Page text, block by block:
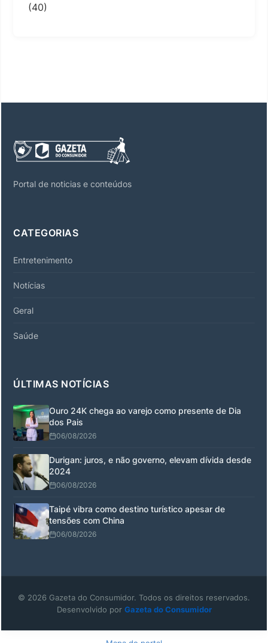
(40)
Portal de noticias e conteúdos
CATEGORIAS
Entretenimento
Notícias
Geral
Saúde
ÚLTIMAS NOTÍCIAS
Ouro 24K chega ao varejo como presente de Dia
dos Pais
06/08/2026
Durigan: juros, e não governo, elevam dívida desde
2024
06/08/2026
Taipé vibra como destino turístico apesar de
tensões com China
06/08/2026
© 2026 Gazeta do Consumidor. Todos os direitos reservados.
Desenvolvido por Gazeta do Consumidor